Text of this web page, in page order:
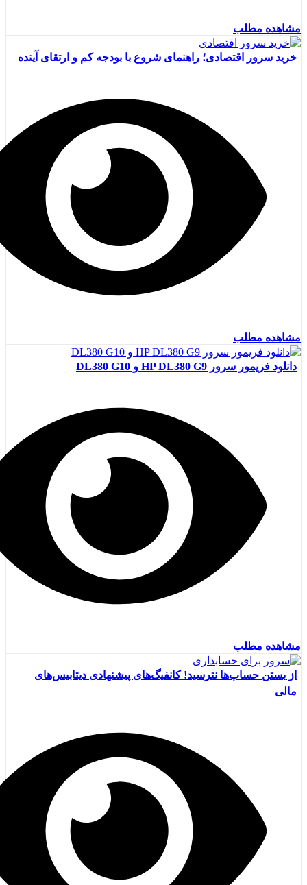
مشاهده مطلب
خرید سرور اقتصادی؛ راهنمای شروع با بودجه کم و ارتقای آینده
مشاهده مطلب
دانلود فریمور سرور HP DL380 G9 و DL380 G10
مشاهده مطلب
از بستن حساب‌ها نترسید! کانفیگ‌های پیشنهادی دیتابیس‌های
مالی